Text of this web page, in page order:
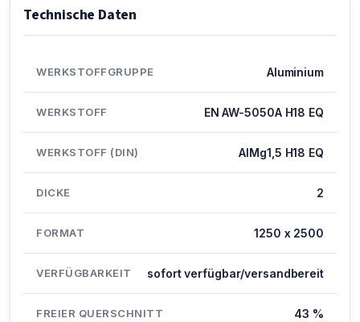
Technische Daten
WERKSTOFFGRUPPE Aluminium
WERKSTOFF EN AW-5050A H18 EQ
WERKSTOFF (DIN) AlMg1,5 H18 EQ
DICKE 2
FORMAT 1250 x 2500
VERFÜGBARKEIT sofort verfügbar/versandbereit
FREIER QUERSCHNITT 43 %